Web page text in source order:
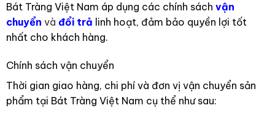
Bát Tràng Việt Nam áp dụng các chính sách vận
chuyển và đổi trả linh hoạt, đảm bảo quyền lợi tốt
nhất cho khách hàng.
Chính sách vận chuyển
Thời gian giao hàng, chi phí và đơn vị vận chuyển sản
phẩm tại Bát Tràng Việt Nam cụ thể như sau: